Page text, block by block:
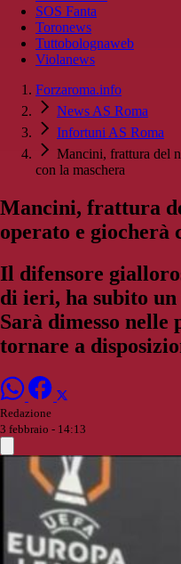
SOS Fanta
Toronews
Tuttobolognaweb
Violanews
Forzaroma.info
News AS Roma
Infortuni AS Roma
Mancini, frattura del
con la maschera
Mancini, frattura
operato e giocherà
Il difensore
di ieri, ha subito un
Sarà dimesso nelle
tornare a
Redazione
3 febbraio - 14:13